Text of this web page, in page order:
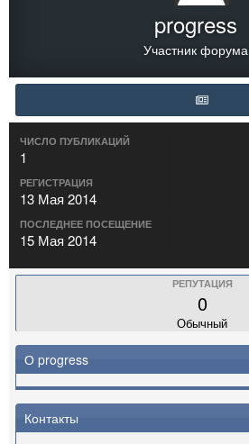
progress
Участник форума
ЧИСЛО ПУБЛИКАЦИЙ
1
РЕГИСТРАЦИЯ
13 Мая 2014
ПОСЛЕДНЕЕ ПОСЕЩЕНИЕ
15 Мая 2014
РЕПУТАЦИЯ
0
Обычный
О progress
Контакты